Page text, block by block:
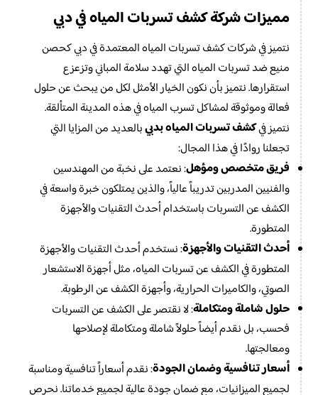
مميزات شركة كشف تسربات المياه في دبي
نتميز في شركات كشف تسربات المياه المعتمدة​ في دبي كحصن
منيع ضد تسربات المياه التي تهدد سلامة المباني وتزعزع
استقرارها. نتميز بأن نكون الخيار الأمثل لكل من يبحث عن حلول
فعالة وموثوقة لمشاكل تسرب المياه في هذه المدينة المتألقة.
نتميز فيكشف تسربات المياه بدبيبالعديد من المزايا التي
تجعلنا روادًا في هذا المجال:
فريق متخصص ومؤهل: نعتمد على نخبة من المهندسين
والفنيين المدربين تدريباً عالياً، والذين يمتلكون خبرة واسعة في
الكشف عن التسربات باستخدام أحدث التقنيات والأجهزة
المتطورة.
أحدث التقنيات والأجهزة: نستخدم أحدث التقنيات والأجهزة
المتطورة في الكشف عن تسربات المياه، مثل أجهزة الاستشعار
الصوتي، والكاميرات الحرارية، وأجهزة الكشف عن الرطوبة.
حلول شاملة ومتكاملة: لا نقتصر على الكشف عن التسربات
فحسب، بل نقدم أيضاً حلولاً شاملة ومتكاملة لإصلاحها
ومعالجتها.
أسعار تنافسية وضمان الجودة: نقدم أسعاراً تنافسية ومناسبة
لجميع الميزانيات، مع ضمان جودة عالية لجميع خدماتنا. نحرص